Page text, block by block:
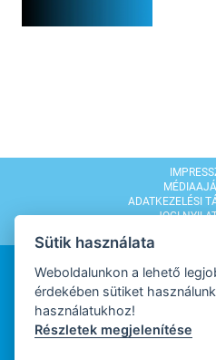
ADATKEZELÉSI
JOGI
Sütik használata
Weboldalunkon a lehető
érdekében sütiket
használatukhoz!
Részletek megjelenítése